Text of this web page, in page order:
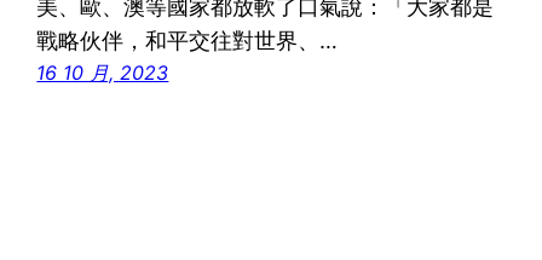
美、歐、澳等國家都放軟了口氣說：「大家都是
戰略伙伴，和平交往對世界、…
16 10 月, 2023